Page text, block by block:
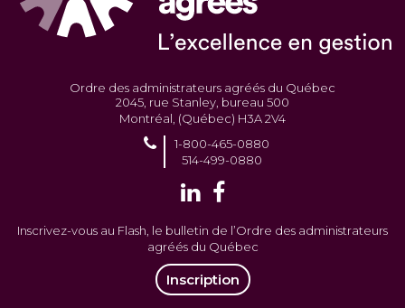
Ordre des administrateurs agréés du Québec
2045, rue Stanley, bureau 500
Montréal, (Québec) H3A 2V4
1-800-465-0880
514-499-0880
Inscrivez-vous au Flash, le bulletin de l’Ordre des administrateurs
agréés du Québec
Inscription